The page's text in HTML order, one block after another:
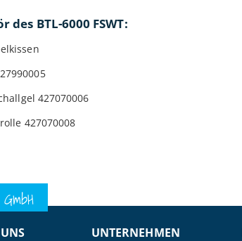
des BTL-6000 FSWT:
427070006
427070008
UNTERNEHMEN